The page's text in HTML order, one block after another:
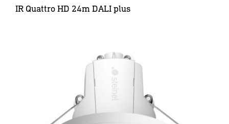
IR Quattro HD 24m DALI plus